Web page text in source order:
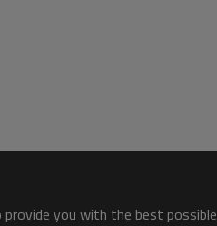
you with the best